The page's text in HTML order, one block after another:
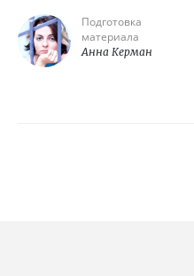
Подготовка
материала
Анна Керман